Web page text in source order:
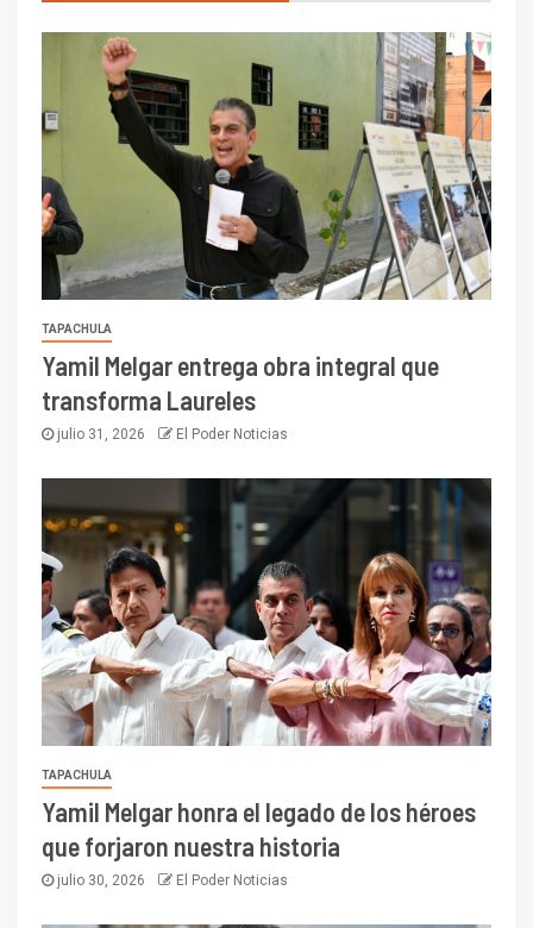
TAPACHULA
Yamil Melgar entrega obra integral que
transforma Laureles
julio 31, 2026 El Poder Noticias
TAPACHULA
Yamil Melgar honra el legado de los héroes
que forjaron nuestra historia
julio 30, 2026 El Poder Noticias